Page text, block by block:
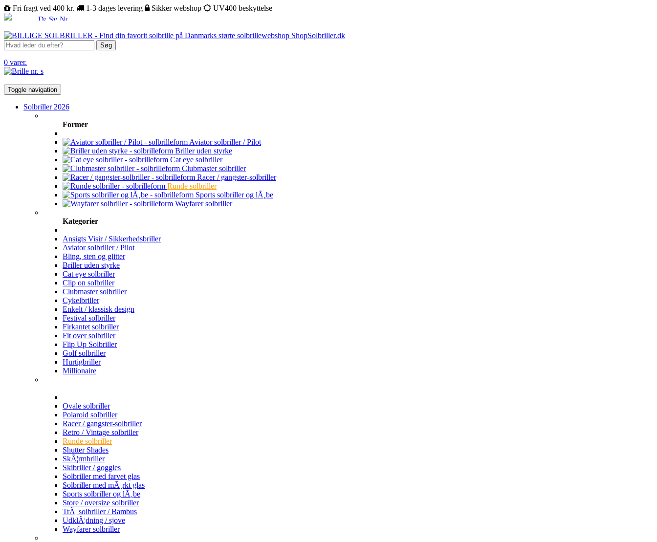
Fri fragt ved 400 kr. 1-3 dages levering Sikker webshop UV400 beskyttelse
Søg
0 varer.
Toggle navigation
Solbriller 2026
Former
Aviator solbriller / Pilot
Briller uden styrke
Cat eye solbriller
Clubmaster solbriller
Racer / gangster-solbriller
Runde solbriller
Sports solbriller og lÃ¸be
Wayfarer solbriller
Kategorier
Ansigts Visir / Sikkerhedsbriller
Aviator solbriller / Pilot
Bling, sten og glitter
Briller uden styrke
Cat eye solbriller
Clip on solbriller
Clubmaster solbriller
Cykelbriller
Enkelt / klassisk design
Festival solbriller
Firkantet solbriller
Fit over solbriller
Flip Up Solbriller
Golf solbriller
Hurtigbriller
Millionaire
Ovale solbriller
Polaroid solbriller
Racer / gangster-solbriller
Retro / Vintage solbriller
Runde solbriller
Shutter Shades
SkÃ¦rmbriller
Skibriller / goggles
Solbriller med farvet glas
Solbriller med mÃ¸rkt glas
Sports solbriller og lÃ¸be
Store / oversize solbriller
TrÃ¦ solbriller / Bambus
UdklÃ¦dning / sjove
Wayfarer solbriller